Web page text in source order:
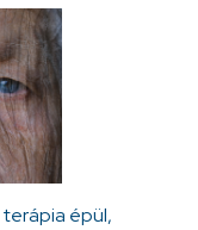
épül,